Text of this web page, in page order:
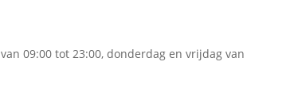
09:00 tot 23:00, donderdag en vrijdag van